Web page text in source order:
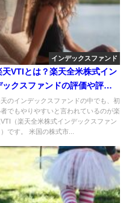
インデックスファンド
天VTIとは？楽天全米株式イン
ックスファンドの評価や評判
？
天のインデックスファンドの中でも、初
でもやりやすいと言われているのが楽
VTI（楽天全米株式インデックスファン
）です。 米国の株式市...